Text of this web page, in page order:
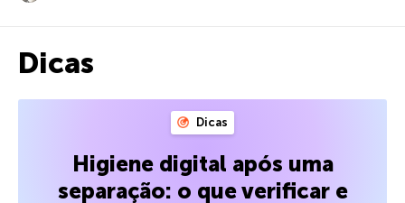
Dicas
Dicas
Higiene digital após uma
separação: o que verificar e